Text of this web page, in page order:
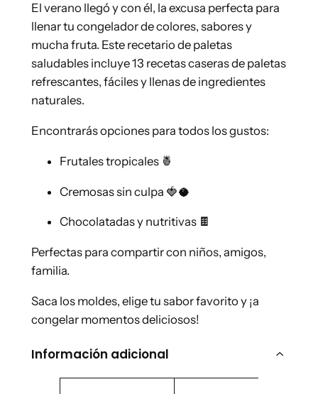
a
s
d
e
H
i
e
d
a
l
e
El verano llegó y con él, la excusa perfecta para
llenar tu congelador de colores, sabores y
mucha fruta. Este recetario de paletas
saludables incluye 13 recetas caseras de paletas
refrescantes, fáciles y llenas de ingredientes
naturales.
Encontrarás opciones para todos los gustos:
Frutales tropicales 🍍
Cremosas sin culpa 🍓🥥
Chocolatadas y nutritivas 🍫
Perfectas para compartir con niños, amigos,
familia.
Saca los moldes, elige tu sabor favorito y ¡a
congelar momentos deliciosos!
Información adicional